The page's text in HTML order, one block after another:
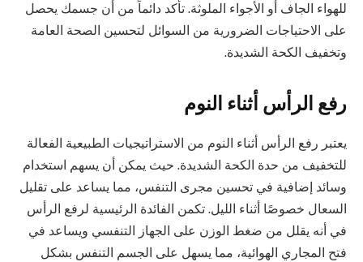
للهواء الجاف أو الأجواء الملوثة. تأكد دائماً من أن جسمك يحصل
على الاحتياجات الضرورية من السوائل لتحسين الصحة العامة
وتخفيف الكحة الشديدة.
رفع الرأس أثناء النوم
يعتبر رفع الرأس أثناء النوم من الاستراتيجيات الطبيعية الفعالة
للتخفيف من حدة الكحة الشديدة. حيث يمكن أن يسهم استخدام
وسائد إضافية في تحسين مجرى التنفس، مما يساعد على تقليل
السعال خصوصًا أثناء الليل. تكمن الفائدة الرئيسية لرفع الرأس
في أنه يقلل من ضغط الوزن على الجهاز التنفسي ويساعد في
فتح المجاري الهوائية، مما يسهل على الجسم التنفس بشكل